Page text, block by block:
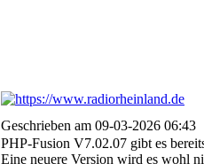
Geschrieben am 09-03-2026 06:43
PHP-Fusion V7.02.07 gibt es
Eine neuere Version wird es wohl